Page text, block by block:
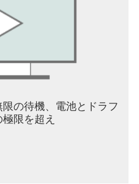
だけの家を購入してこ
たり。休日は老舗をぶ
満喫するなど、この街
の待機、電池とドラフ
限を超え